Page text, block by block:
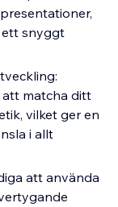
snyggt
att matcha ditt
vilket ger en
i allt
att använda